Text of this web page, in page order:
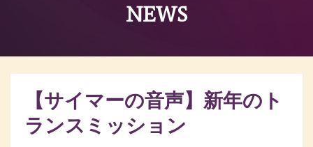
NEWS
【サイマーの音声】新年のト
ランスミッション